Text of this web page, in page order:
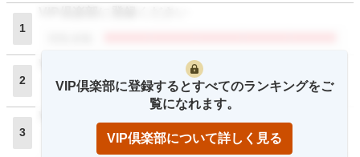
1
2
VIP倶楽部に登録ください
閲覧者数
3
VIP倶楽部に登録するとすべてのランキングをご
覧になれます。
VIP倶楽部について詳しく見る